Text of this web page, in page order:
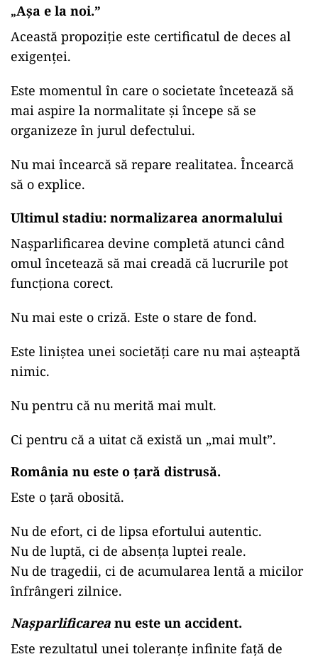
„Așa e la noi.”
Această propoziție este certificatul de deces al
exigenței.
Este momentul în care o societate încetează să
mai aspire la normalitate și începe să se
organizeze în jurul defectului.
Nu mai încearcă să repare realitatea. Încearcă
să o explice.
Ultimul stadiu: normalizarea anormalului
Nașparlificarea devine completă atunci când
omul încetează să mai creadă că lucrurile pot
funcționa corect.
Nu mai este o criză. Este o stare de fond.
Este liniștea unei societăți care nu mai așteaptă
nimic.
Nu pentru că nu merită mai mult.
Ci pentru că a uitat că există un „mai mult”.
România nu este o țară distrusă.
Este o țară obosită.
Nu de efort, ci de lipsa efortului autentic.
Nu de luptă, ci de absența luptei reale.
Nu de tragedii, ci de acumularea lentă a micilor
înfrângeri zilnice.
Nașparlificarea nu este un accident.
Este rezultatul unei toleranțe infinite față de